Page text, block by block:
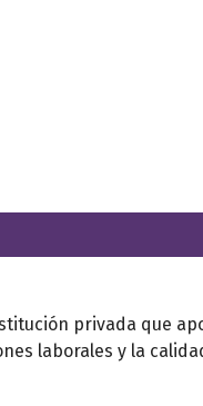
privada que
laborales y la